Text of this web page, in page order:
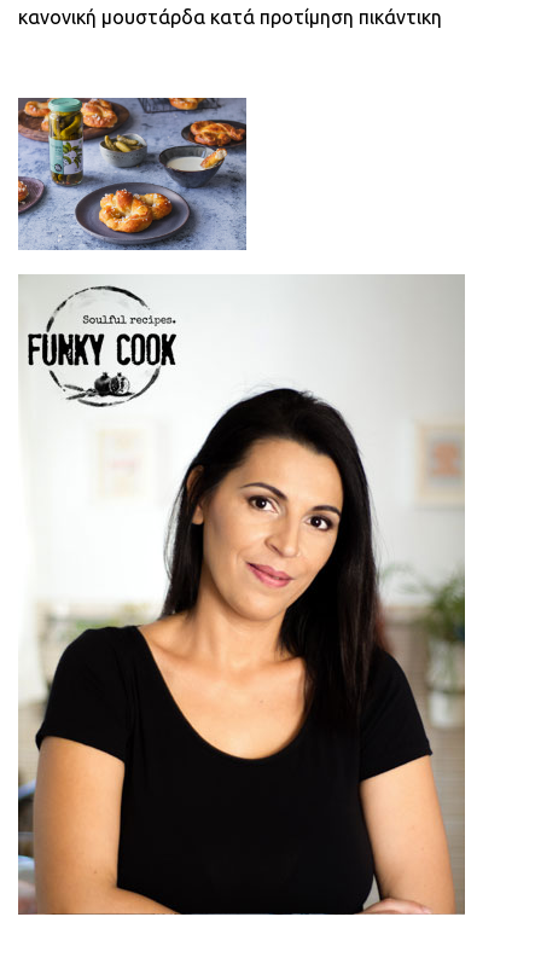
κανονική μουστάρδα κατά προτίμηση πικάντικη